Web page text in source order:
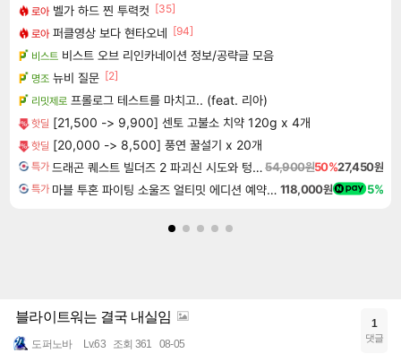
로아 벨가 하드 찐 투력컷 [35]
로아 퍼클영상 보다 현타오네 [94]
비스트 비스트 오브 리인카네이션 정보/공략글 모음
명조 뉴비 질문 [2]
리밋제로 프롤로그 테스트를 마치고.. (feat. 리아)
핫딜 [21,500 -> 9,900] 센토 고불소 치약 120g x 4개
핫딜 [20,000 -> 8,500] 풍연 꿀설기 x 20개
특가 드래곤 퀘스트 빌더즈 2 파괴신 시도와 텅 빈 섬 Dragon Quest Builders 254,900원50%27,450원
특가 마블 투혼 파이팅 소울즈 얼티밋 에디션 예약구매 MARVEL Tokon Fighting Souls Ultimate Edition Pre-Purchase 118,000원 5%
블라이트워는 결국 내실임
도퍼노바 Lv.63 조회 361 08-05
1
댓글